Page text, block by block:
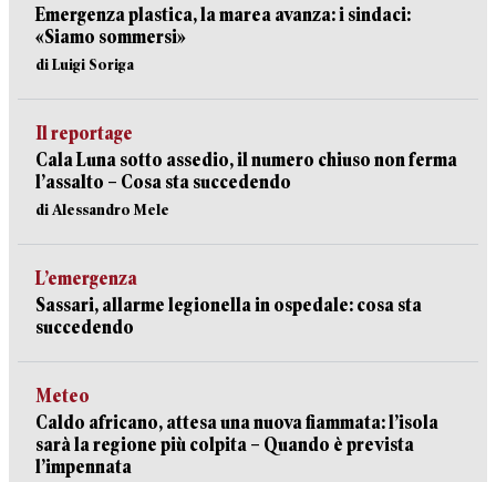
Emergenza plastica, la marea avanza: i sindaci:
«Siamo sommersi»
di Luigi Soriga
Il reportage
Cala Luna sotto assedio, il numero chiuso non ferma
l’assalto – Cosa sta succedendo
di Alessandro Mele
L’emergenza
Sassari, allarme legionella in ospedale: cosa sta
succedendo
Meteo
Caldo africano, attesa una nuova fiammata: l’isola
sarà la regione più colpita – Quando è prevista
l’impennata